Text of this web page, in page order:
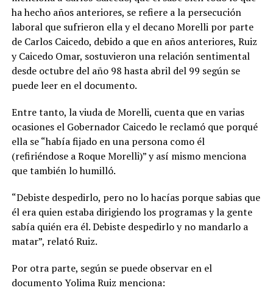
ha hecho años anteriores, se refiere a la persecución
laboral que sufrieron ella y el decano Morelli por parte
de Carlos Caicedo, debido a que en años anteriores, Ruiz
y Caicedo Omar, sostuvieron una relación sentimental
desde octubre del año 98 hasta abril del 99 según se
puede leer en el documento.
Entre tanto, la viuda de Morelli, cuenta que en varias
ocasiones el Gobernador Caicedo le reclamó que porqué
ella se “había fijado en una persona como él
(refiriéndose a Roque Morelli)” y así mismo menciona
que también lo humilló.
“Debiste despedirlo, pero no lo hacías porque sabias que
él era quien estaba dirigiendo los programas y la gente
sabía quién era él. Debiste despedirlo y no mandarlo a
matar”, relató Ruiz.
Por otra parte, según se puede observar en el
documento Yolima Ruiz menciona: